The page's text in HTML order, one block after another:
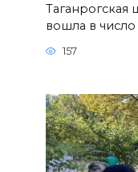
вошла в
157